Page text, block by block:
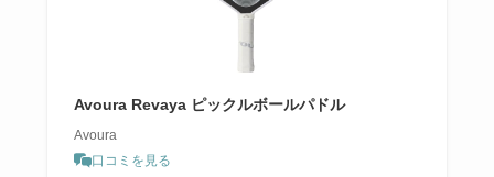
Avoura Revaya ピックルボールパドル
Avoura
口コミを見る